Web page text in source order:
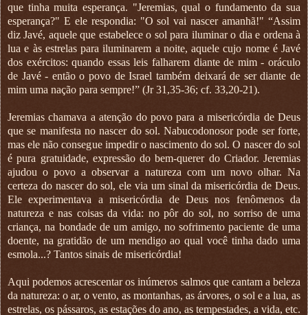
que tinha muita esperança. "Jeremias, qual o fundamento da sua
esperança?" E ele respondia: "O sol vai nascer amanhã!" “Assim
diz Javé, aquele que estabelece o sol para iluminar o dia e ordena à
lua e às estrelas para iluminarem a noite, aquele cujo nome é Javé
dos exércitos: quando essas leis falharem diante de mim - oráculo
de Javé - então o povo de Israel também deixará de ser diante de
mim uma nação para sempre!” (Jr 31,35-36; cf. 33,20-21).
Jeremias chamava a atenção do povo para a misericórdia de Deus
que se manifesta no nascer do sol. Nabucodonosor pode ser forte,
mas ele não consegue impedir o nascimento do sol. O nascer do sol
é pura gratuidade, expressão do bem-querer do Criador. Jeremias
ajudou o povo a observar a natureza com um novo olhar. Na
certeza do nascer do sol, ele via um sinal da misericórdia de Deus.
Ele experimentava a misericórdia de Deus nos fenômenos da
natureza e nas coisas da vida: no pôr do sol, no sorriso de uma
criança, na bondade de um amigo, no sofrimento paciente de uma
doente, na gratidão de um mendigo ao qual você tinha dado uma
esmola...? Tantos sinais de misericórdia!
Aqui podemos acrescentar os inúmeros salmos que cantam a beleza
da natureza: o ar, o vento, as montanhas, as árvores, o sol e a lua, as
estrelas, os pássaros, as estações do ano, as tempestades, a vida, etc.